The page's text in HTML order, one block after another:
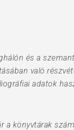
és a
való
adatok
a könyvtárak